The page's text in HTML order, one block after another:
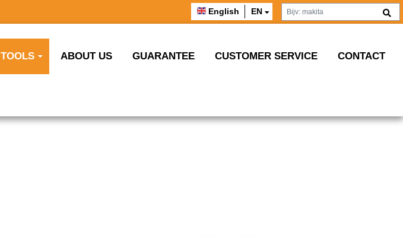
English EN
TOOLS ABOUT US GUARANTEE CUSTOMER SERVICE CONTACT